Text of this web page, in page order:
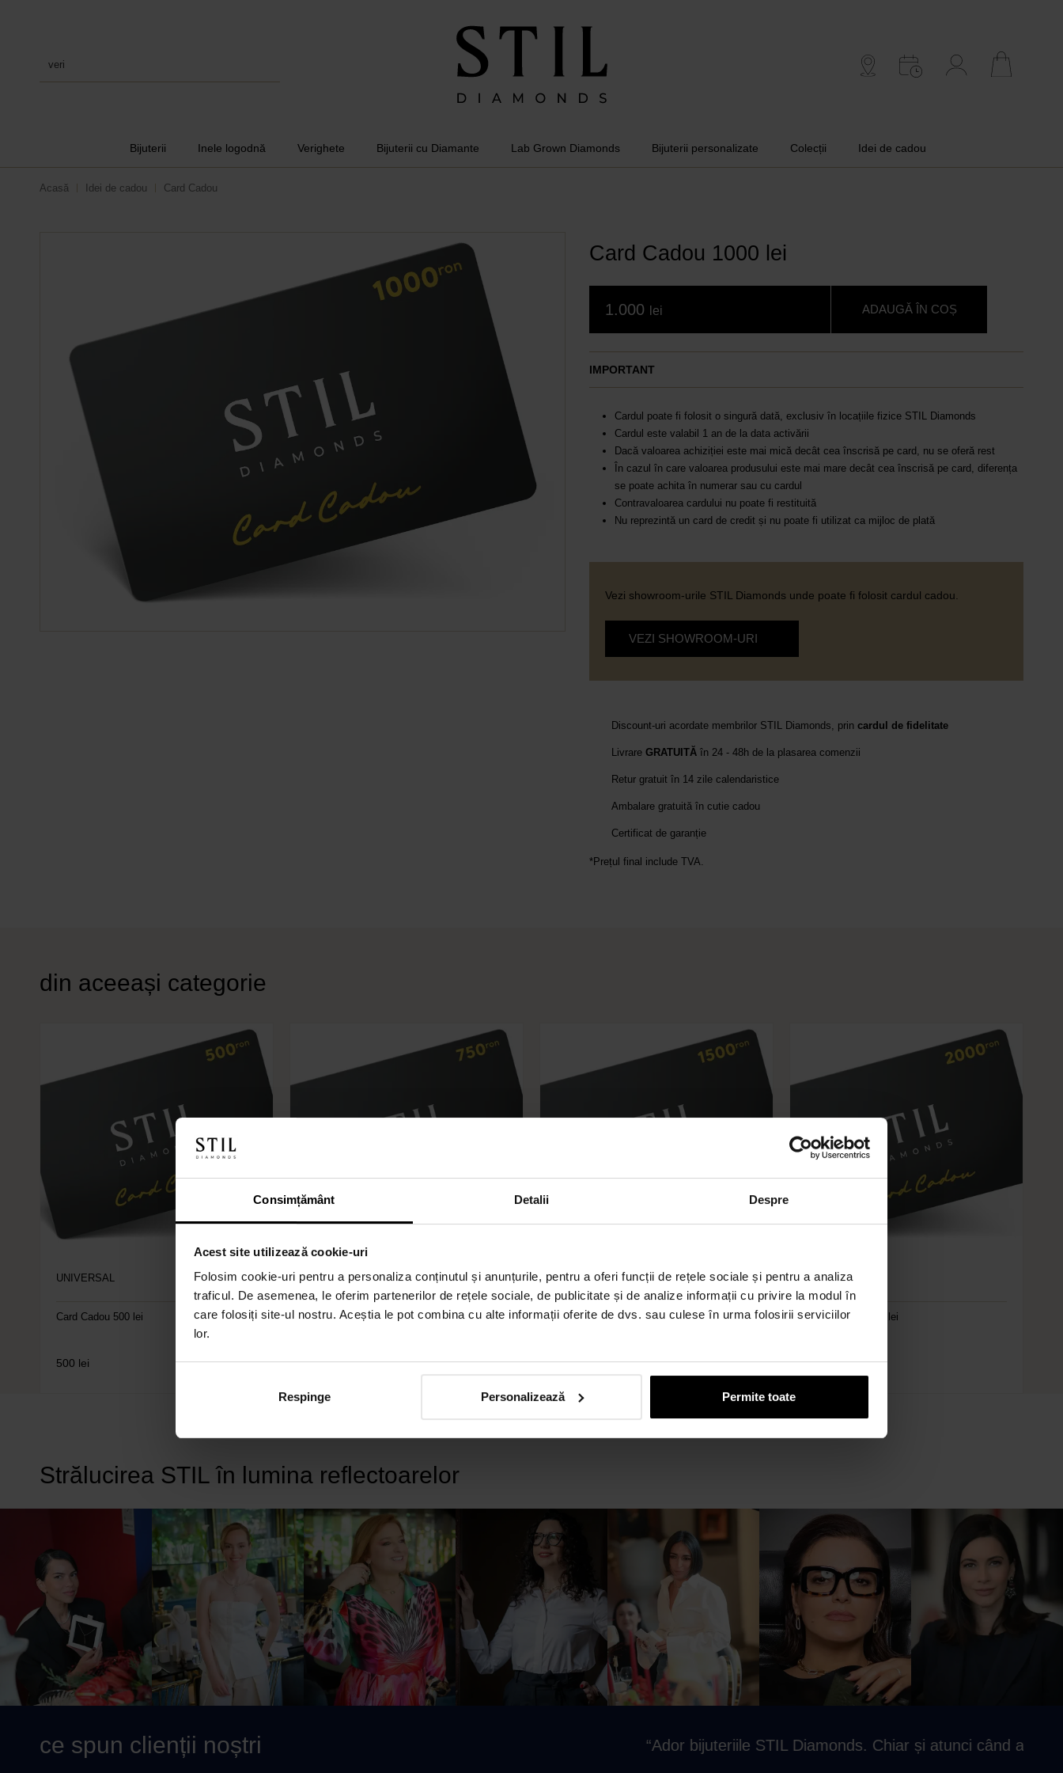
Consimțământ Detalii Despre
Acest site utilizează cookie-uri
Folosim cookie-uri pentru a personaliza conținutul și anunțurile, pentru a oferi funcții de rețele sociale și pentru a analiza
traficul. De asemenea, le oferim partenerilor de rețele sociale, de publicitate și de analize informații cu privire la modul în
care folosiți site-ul nostru. Aceștia le pot combina cu alte informații oferite de dvs. sau culese în urma folosirii serviciilor
lor.
Respinge Personalizează Permite toate
verighete
Bijuterii Inele logodnă Verighete Bijuterii cu Diamante Lab Grown Diamonds Bijuterii personalizate Colecții Idei de cadou
Acasă Idei de cadou Card Cadou
Card Cadou 1000 lei
1.000 lei ADAUGĂ ÎN COȘ
IMPORTANT
Cardul poate fi folosit o singură dată, exclusiv în locațiile fizice STIL Diamonds
Cardul este valabil 1 an de la data activării
Dacă valoarea achiziției este mai mică decât cea înscrisă pe card, nu se oferă rest
În cazul în care valoarea produsului este mai mare decât cea înscrisă pe card, diferența
se poate achita în numerar sau cu cardul
Contravaloarea cardului nu poate fi restituită
Nu reprezintă un card de credit și nu poate fi utilizat ca mijloc de plată
Vezi showroom-urile STIL Diamonds unde poate fi folosit cardul cadou.
VEZI SHOWROOM-URI
Discount-uri acordate membrilor STIL Diamonds, prin cardul de fidelitate
Livrare GRATUITĂîn 24 - 48h de la plasarea comenzii
Retur gratuit în 14 zile calendaristice
Ambalare gratuită în cutie cadou
Certificat de garanție
*Prețul final include TVA.
din aceeași categorie
UNIVERSAL
Card Cadou 500 lei
500 lei
UNIVERSAL
Card Cadou 750 lei
750lei
UNIVERSAL
Card Cadou 1500 lei
1.500lei
UNIVERSAL
Card Cadou 2000 lei
2.000lei
Strălucirea STIL în lumina reflectoarelor
ce spun clienții noștri “Ador bijuteriile STIL Diamonds. Chiar și atunci când am